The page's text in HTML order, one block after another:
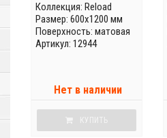
Коллекция: Reload
Размер: 600x1200 мм
Поверхность: матовая
Артикул: 12944
Нет в наличии
КУПИТЬ